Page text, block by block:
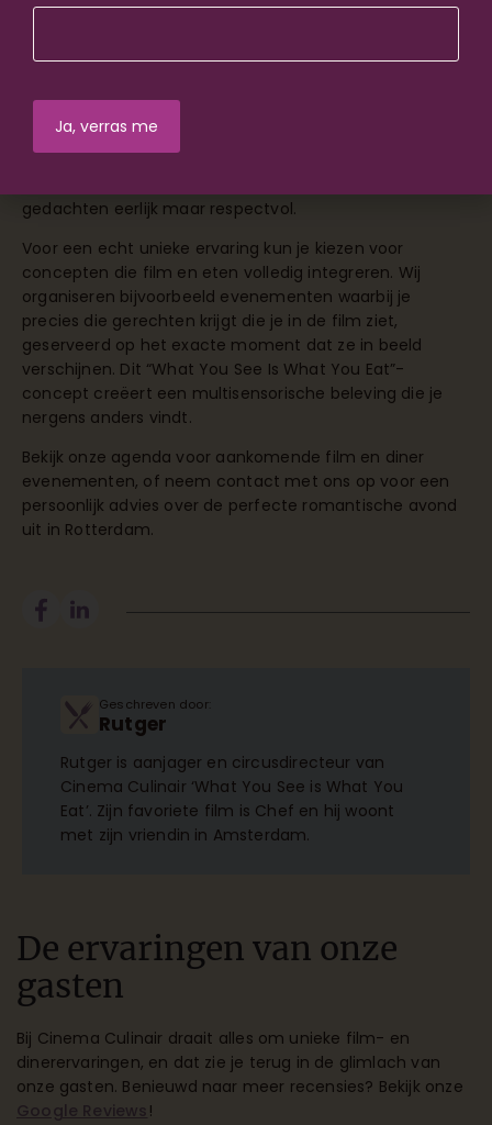
tevoren uitzoeken van het restaurant of het meenemen
gedachten eerlijk maar respectvol.
Voor een echt unieke ervaring kun je kiezen voor
concepten die film en eten volledig integreren. Wij
organiseren bijvoorbeeld evenementen waarbij je
precies die gerechten krijgt die je in de film ziet,
geserveerd op het exacte moment dat ze in beeld
verschijnen. Dit “What You See Is What You Eat”-
concept creëert een multisensorische beleving die je
nergens anders vindt.
Bekijk onze agenda voor aankomende film en diner
evenementen, of neem contact met ons op voor een
persoonlijk advies over de perfecte romantische avond
uit in Rotterdam.
Geschreven door:
Rutger
Rutger is aanjager en circusdirecteur van
Cinema Culinair ‘What You See is What You
Eat’. Zijn favoriete film is Chef en hij woont
met zijn vriendin in Amsterdam.
De ervaringen van onze
gasten
Bij Cinema Culinair draait alles om unieke film- en
dinerervaringen, en dat zie je terug in de glimlach van
onze gasten. Benieuwd naar meer recensies? Bekijk onze
Google Reviews !